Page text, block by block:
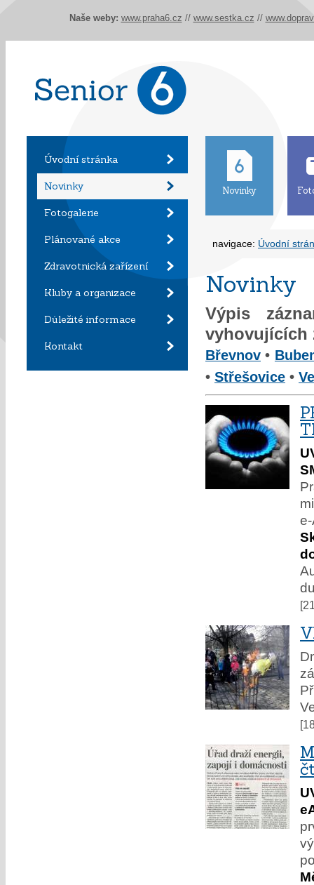
Úvodní stránka
Novinky
Fotogalerie
Plánované akce
Zdravotnická zařízení
Kluby a organizace
Důležité informace
Kontakt
Novinky
navigace: Úvodní
Novinky
Výpis
vyhovujících
Břevnov •
• Střešovice •
Naše weby: www.praha6.cz // www.sestka.cz //